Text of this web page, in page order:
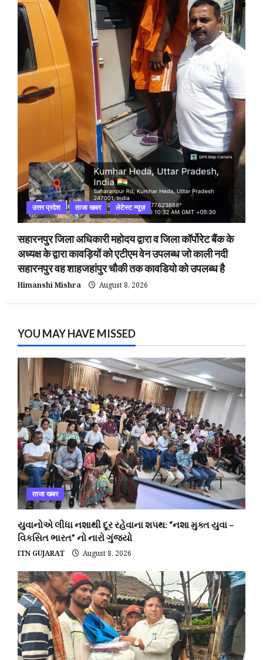
उत्तर प्रदेश ताजा खबर लेटेस्ट न्यूज़
सहारनपुर जिला अधिकारी महोदय द्वारा व जिला कॉर्पोरेट बैंक के
अध्यक्ष के द्वारा कावड़ियों को एटीएम वेन उपलब्ध जो काली नदी
सहारनपुर वह शाहजहांपुर चौकी तक कावडियो को उपलब्ध है
Himanshi Mishra August 8, 2026
YOU MAY HAVE MISSED
ताजा खबर
યુવાનોએ લીધા નશાથી દૂર રહેવાના શપથ: “નશા મુક્ત યુવા –
વિકસિત ભારત” નો નારો ગુંજ્યો
ITN GUJARAT August 8, 2026